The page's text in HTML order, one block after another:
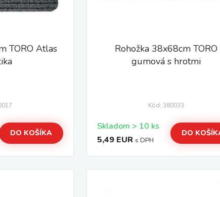
TORO Atlas
DO KOŠÍKA
Rohožka 38x68cm TORO
gumová s hrotmi
Kód: 380033
Skladom > 10 ks
5,49 EUR s DPH
DO